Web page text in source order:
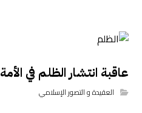
عاقبة انتشار الظلم في الأمة
العقيدة و التصور الإسلامي